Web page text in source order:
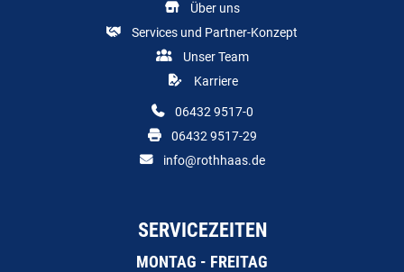
Über uns
Services und Partner-Konzept
Unser Team
Karriere
06432 9517-0
06432 9517-29
info@rothhaas.de
SERVICEZEITEN
MONTAG - FREITAG